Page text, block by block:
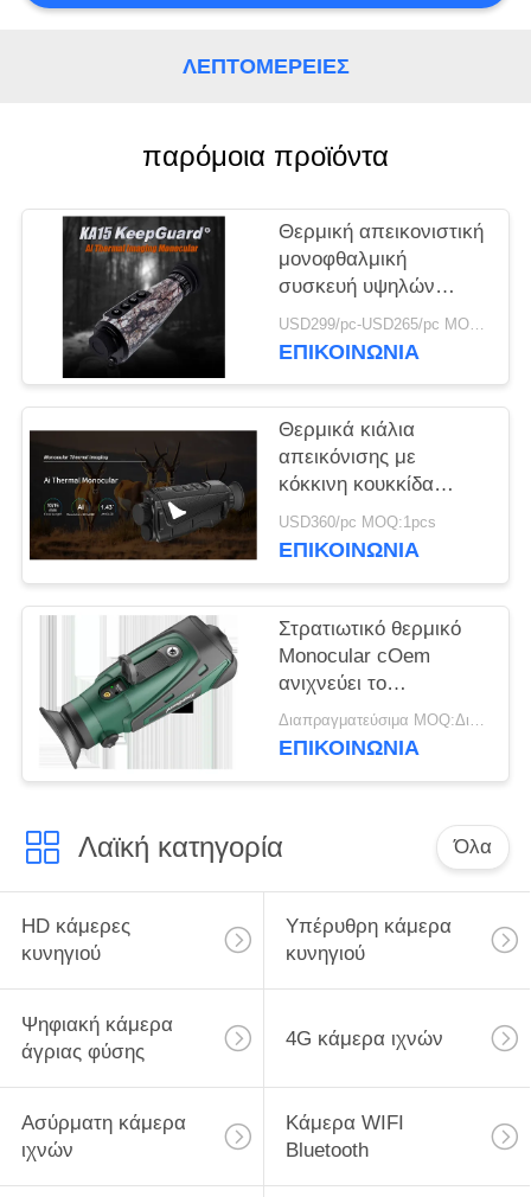
ΠΟΛΙΤΙΚΉ
ΑΠΟΡΡΉΤΟΥ
ΛΕΠΤΟΜΈΡΕΙΕΣ
παρόμοια προϊόντα
Θερμική απεικονιστική
μονοφθαλμική
συσκευή υψηλών
επιδόσεων με τεχνητή
νοημοσύνη Super
για υπαίθριες
δραστηριότητες και
επιτήρηση
USD299/pc-USD265/pc MOQ:20pcs
ΕΠΙΚΟΙΝΩΝΙΑ
Θερμικά κιάλια
απεικόνισης με
κόκκινη κουκκίδα
850nm συσκευή
νυχτερινής όρασης 8x
USD360/pc MOQ:1pcs
ΕΠΙΚΟΙΝΩΝΙΑ
Στρατιωτικό θερμικό
Monocular cOem
ανιχνεύει το
περαιτέρω θερμικό
πεδίο επισήμανσης
Διαπραγματεύσιμα MOQ:Διαπραγμάτευση
ΕΠΙΚΟΙΝΩΝΙΑ
Λαϊκή κατηγορία Όλα
HD κάμερες
κυνηγιού
Υπέρυθρη κάμερα
κυνηγιού
Ψηφιακή κάμερα
άγριας φύσης
4G κάμερα ιχνών
Ασύρματη κάμερα
ιχνών
Κάμερα WIFI
Bluetooth